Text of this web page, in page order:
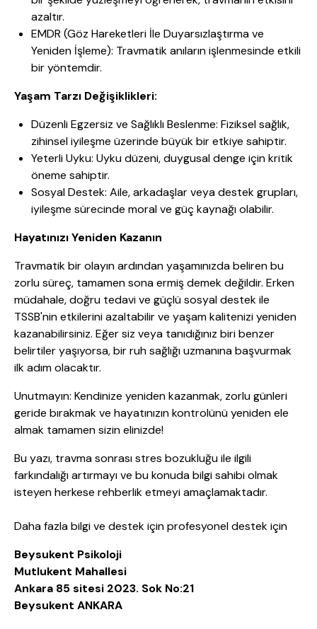
azaltır.
EMDR (Göz Hareketleri İle Duyarsızlaştırma ve
Yeniden İşleme): Travmatik anıların işlenmesinde etkili
bir yöntemdir.
Yaşam Tarzı Değişiklikleri:
Düzenli Egzersiz ve Sağlıklı Beslenme: Fiziksel sağlık,
zihinsel iyileşme üzerinde büyük bir etkiye sahiptir.
Yeterli Uyku: Uyku düzeni, duygusal denge için kritik
öneme sahiptir.
Sosyal Destek: Aile, arkadaşlar veya destek grupları,
iyileşme sürecinde moral ve güç kaynağı olabilir.
Hayatınızı Yeniden Kazanın
Travmatik bir olayın ardından yaşamınızda beliren bu
zorlu süreç, tamamen sona ermiş demek değildir. Erken
müdahale, doğru tedavi ve güçlü sosyal destek ile
TSSB'nin etkilerini azaltabilir ve yaşam kalitenizi yeniden
kazanabilirsiniz. Eğer siz veya tanıdığınız biri benzer
belirtiler yaşıyorsa, bir ruh sağlığı uzmanına başvurmak
ilk adım olacaktır.
Unutmayın: Kendinize yeniden kazanmak, zorlu günleri
geride bırakmak ve hayatınızın kontrolünü yeniden ele
almak tamamen sizin elinizde!
Bu yazı, travma sonrası stres bozukluğu ile ilgili
farkındalığı artırmayı ve bu konuda bilgi sahibi olmak
isteyen herkese rehberlik etmeyi amaçlamaktadır.
Daha fazla bilgi ve destek için profesyonel destek için
Beysukent Psikoloji
Mutlukent Mahallesi
Ankara 85 sitesi 2023. Sok No:21
Beysukent ANKARA